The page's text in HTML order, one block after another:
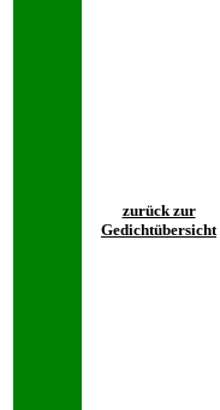
zurück zur
Gedichtübersicht